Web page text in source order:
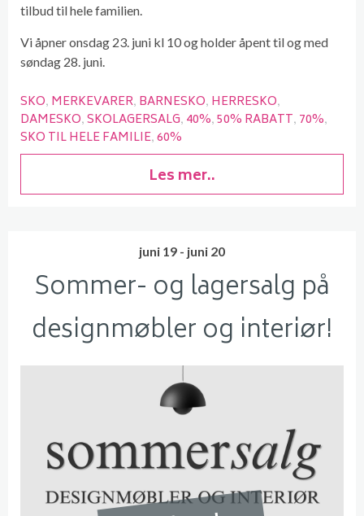
tilbud til hele familien.
Vi åpner onsdag 23. juni kl 10 og holder åpent til og med
søndag 28. juni.
SKO MERKEVARER BARNESKO HERRESKO
DAMESKO SKOLAGERSALG 40% 50% RABATT 70%
SKO TIL HELE FAMILIE 60%
Les mer..
juni 19 - juni 20
Sommer- og lagersalg på
designmøbler og interiør!